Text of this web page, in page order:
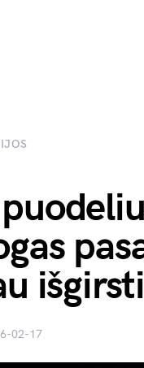
išgirsti
02-17